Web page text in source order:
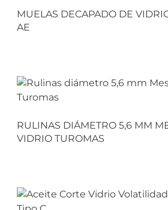
MUELAS DECAPADO DE
AE
RULINAS DIÁMETRO 5,6 MM
VIDRIO TUROMAS